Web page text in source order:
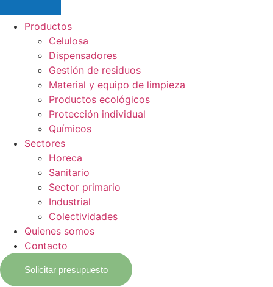
Productos
Celulosa
Dispensadores
Gestión de residuos
Material y equipo de limpieza
Productos ecológicos
Protección individual
Químicos
Sectores
Horeca
Sanitario
Sector primario
Industrial
Colectividades
Quienes somos
Contacto
Solicitar presupuesto